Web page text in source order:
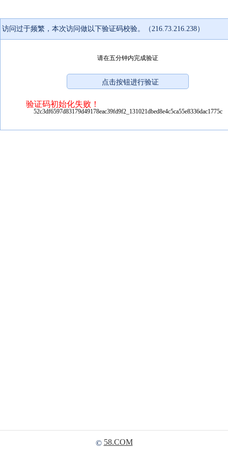
访问过于频繁，本次访问做以下验证码校验。（216.73.216.238）
请在五分钟内完成验证
验证码初始化失败！
52c3df6597d83179d49178eac39fd9f2_131021dbed8e4c5ca55e8336dac1775c
© 58.COM